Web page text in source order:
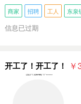
商家 招聘 工人 东泉
信息已过期
开工了！开工了！